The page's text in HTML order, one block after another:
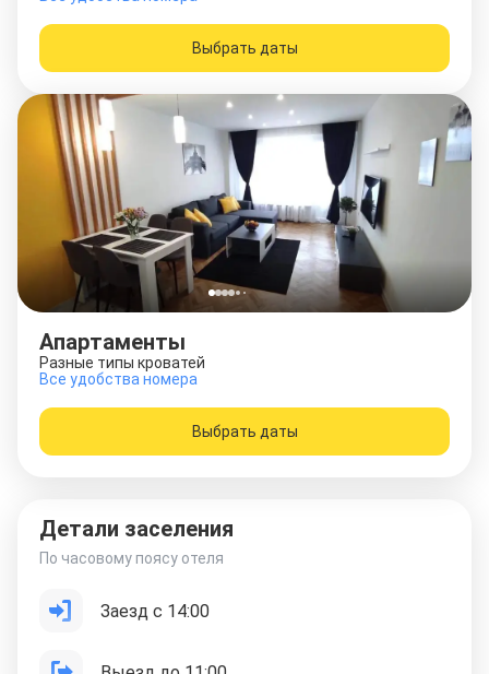
Выбрать даты
Апартаменты
Разные типы кроватей
Все удобства номера
Выбрать даты
Детали заселения
По часовому поясу отеля
Заезд с 14:00